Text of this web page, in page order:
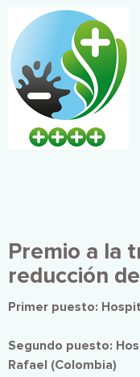
Imagen
Premio a la
reducción
Primer puesto:
Segundo puesto:
Rafael (Colombia)